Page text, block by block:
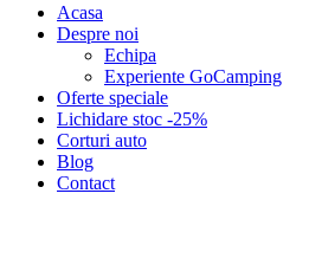
Acasa
Despre noi
Echipa
Experiente GoCamping
Oferte speciale
Lichidare stoc -25%
Corturi auto
Blog
Contact